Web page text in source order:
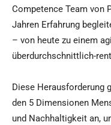
Competence Team von
Jahren Erfahrung
– von heute zu einem
überdurchschnittlich-
Diese Herausforderung
den 5 Dimensionen
und Nachhaltigkeit an,